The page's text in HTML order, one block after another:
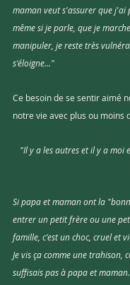
maman veut s'assurer que j'ai
même si je parle, que je
manipuler, je reste très
s'éloigne..."
Ce besoin de se sentir aimé
notre vie avec plus ou moins
"Il y a les autres et il y a moi
Si papa et maman ont la
entrer un petit frère ou une
famille, c'est un choc, cruel et
Je vis ça comme une trahison,
suffisais pas à papa et maman.